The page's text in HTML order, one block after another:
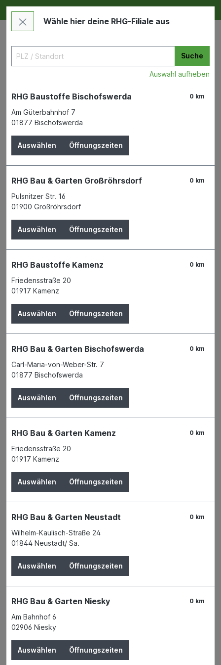
Deine RHG NEU ERLEBEN
Elektromaschinen
Akku-Heißklebepistole TC-CG
3,6/1 Li
Der Preis wird erst nach Wahl einer Filiale
angezeigt.
Zum Merkzettel hinzufügen
Verfügbar in 2 Filialen
Name
Einhell Germany AG
Telefon
+49 9951 942 - 0
WEEE-Reg.-Nr.
74967648
Einhell – Die leistungsstarken
MöglichMacher
Seit der Gründung 1964 ist Einhell ein kompetenter Partner
Wähle hier deine RHG-Filiale aus
Suche
Auswahl aufheben
0 km
RHG Baustoffe Bischofswerda
Am Güterbahnhof 7
01877 Bischofswerda
Auswählen Öffnungszeiten
0 km
RHG Bau & Garten Großröhrsdorf
Pulsnitzer Str. 16
01900 Großröhrsdorf
Auswählen Öffnungszeiten
0 km
RHG Baustoffe Kamenz
Friedensstraße 20
01917 Kamenz
Auswählen Öffnungszeiten
0 km
RHG Bau & Garten Bischofswerda
Carl-Maria-von-Weber-Str. 7
01877 Bischofswerda
Auswählen Öffnungszeiten
0 km
RHG Bau & Garten Kamenz
Friedensstraße 20
01917 Kamenz
Auswählen Öffnungszeiten
0 km
RHG Bau & Garten Neustadt
Wilhelm-Kaulisch-Straße 24
01844 Neustadt/ Sa.
Auswählen Öffnungszeiten
0 km
RHG Bau & Garten Niesky
Am Bahnhof 6
02906 Niesky
Auswählen Öffnungszeiten